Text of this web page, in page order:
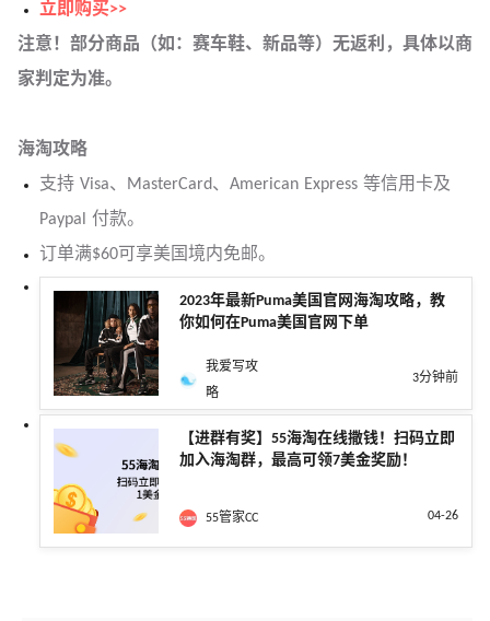
立即购买>>
注意！部分商品（如：赛车鞋、新品等）无返利，具体以商
家判定为准。
海淘攻略
支持 Visa、MasterCard、American Express 等信用卡及
Paypal 付款。
订单满$60可享美国境内免邮。
2023年最新Puma美国官网海淘攻略，教
你如何在Puma美国官网下单
我爱写攻
略
3分钟前
【进群有奖】55海淘在线撒钱！扫码立即
加入海淘群，最高可领7美金奖励！
55管家CC 04-26